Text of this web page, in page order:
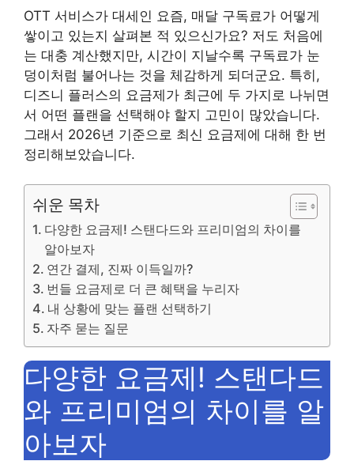
OTT 서비스가 대세인 요즘, 매달 구독료가 어떻게
쌓이고 있는지 살펴본 적 있으신가요? 저도 처음에
는 대충 계산했지만, 시간이 지날수록 구독료가 눈
덩이처럼 불어나는 것을 체감하게 되더군요. 특히,
디즈니 플러스의 요금제가 최근에 두 가지로 나뉘면
서 어떤 플랜을 선택해야 할지 고민이 많았습니다.
그래서 2026년 기준으로 최신 요금제에 대해 한 번
정리해보았습니다.
쉬운 목차
다양한 요금제! 스탠다드와 프리미엄의 차이를
알아보자
연간 결제, 진짜 이득일까?
번들 요금제로 더 큰 혜택을 누리자
내 상황에 맞는 플랜 선택하기
자주 묻는 질문
다양한 요금제! 스탠다드
와 프리미엄의 차이를 알
아보자